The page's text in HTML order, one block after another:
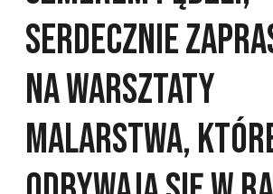
serdecznie
na warsztaty
malarstwa,